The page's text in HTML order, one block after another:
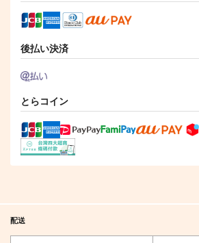
後払い決済
とらコイン
配送